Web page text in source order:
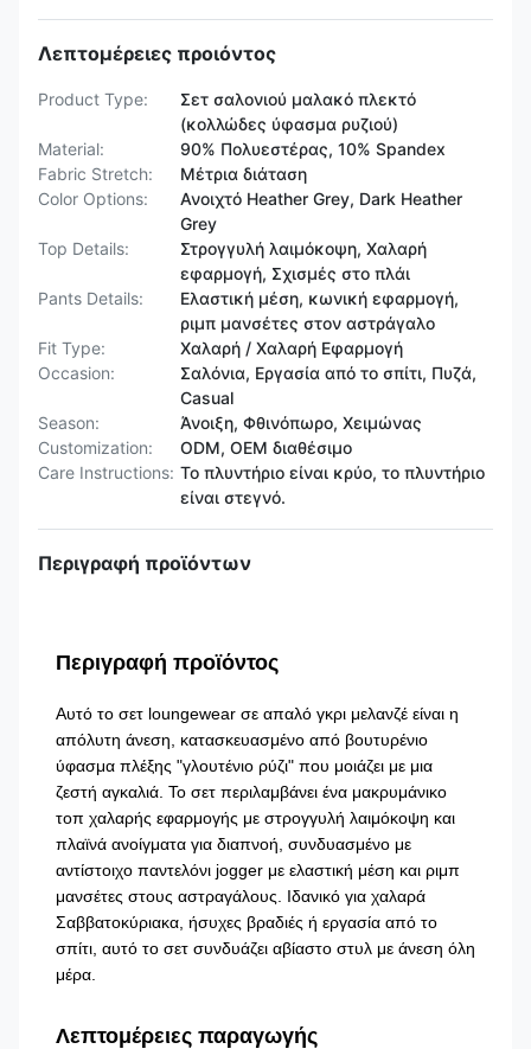
Λεπτομέρειες προιόντος
Product Type:
Σετ σαλονιού μαλακό πλεκτό
(κολλώδες ύφασμα ρυζιού)
Material:
90% Πολυεστέρας, 10% Spandex
Fabric Stretch:
Μέτρια διάταση
Color Options:
Ανοιχτό Heather Grey, Dark Heather
Grey
Top Details:
Στρογγυλή λαιμόκοψη, Χαλαρή
εφαρμογή, Σχισμές στο πλάι
Pants Details:
Ελαστική μέση, κωνική εφαρμογή,
ριμπ μανσέτες στον αστράγαλο
Fit Type:
Χαλαρή / Χαλαρή Εφαρμογή
Occasion:
Σαλόνια, Εργασία από το σπίτι, Πυζά,
Casual
Season:
Άνοιξη, Φθινόπωρο, Χειμώνας
Customization:
ODM, OEM διαθέσιμο
Care Instructions: Το πλυντήριο είναι κρύο, το πλυντήριο
είναι στεγνό.
Περιγραφή προϊόντων
Περιγραφή προϊόντος
Αυτό το σετ loungewear σε απαλό γκρι μελανζέ είναι η
απόλυτη άνεση, κατασκευασμένο από βουτυρένιο
ύφασμα πλέξης "γλουτένιο ρύζι" που μοιάζει με μια
ζεστή αγκαλιά. Το σετ περιλαμβάνει ένα μακρυμάνικο
τοπ χαλαρής εφαρμογής με στρογγυλή λαιμόκοψη και
πλαϊνά ανοίγματα για διαπνοή, συνδυασμένο με
αντίστοιχο παντελόνι jogger με ελαστική μέση και ριμπ
μανσέτες στους αστραγάλους. Ιδανικό για χαλαρά
Σαββατοκύριακα, ήσυχες βραδιές ή εργασία από το
σπίτι, αυτό το σετ συνδυάζει αβίαστο στυλ με άνεση όλη
μέρα.
Λεπτομέρειες παραγωγής